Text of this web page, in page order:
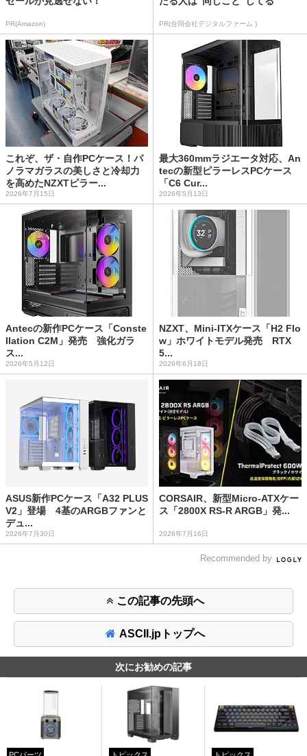
PR(Amazon) PR(合同会社デジタルファーム )
これぞ、ザ・自作PCケース！パ
ノラマガラスの美しさと冷却力
を高めたNZXTピラー...
2026年7月15日
最大360mmラジエータ対応、An
tecの新型ピラーレスPCケース
「C6 Cur...
2026年5月13日
Antecの新作PCケース「Conste
llation C2M」発売 強化ガラ
ス...
2026年5月12日
NZXT、Mini-ITXケース「H2 Flo
w」ホワイトモデル発売 RTX
5...
2026年6月18日
ASUS新作PCケース「A32 PLUS
V2」登場 4基のARGBファンと
デュ...
2026年7月30日
CORSAIR、新型Micro-ATXケー
ス「2800X RS-R ARGB」発...
2026年7月16日
Recommended by
この記事の先頭へ
ASCII.jpトップへ
次にお勧めの記事
PCパーツ トピックス